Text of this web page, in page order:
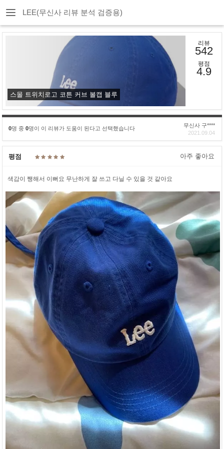
LEE(무신사 리뷰 분석 검증용)
스몰 트위치로고 코튼 커브 볼캡 블루
리뷰
542
평점
4.9
0명 중 0명이 이 리뷰가 도움이 된다고 선택했습니다
무신사 구****
2021.09.04
평점 아주 좋아요
색감이 쨍해서 이뻐요 무난하게 잘 쓰고 다닐 수 있을 것 같아요